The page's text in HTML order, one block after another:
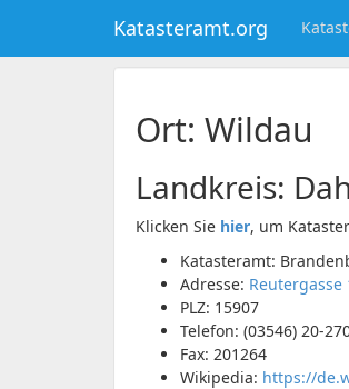
Katasteramt.org
Ort: Wildau
Landkreis:
Klicken Sie hier, um
Katasteramt:
Adresse:
PLZ: 15907
Telefon: (03546) 20-
Fax: 201264
Wikipedia: https://